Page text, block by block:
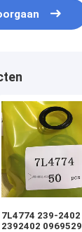
7L4774 239-2402
2392402 0969529